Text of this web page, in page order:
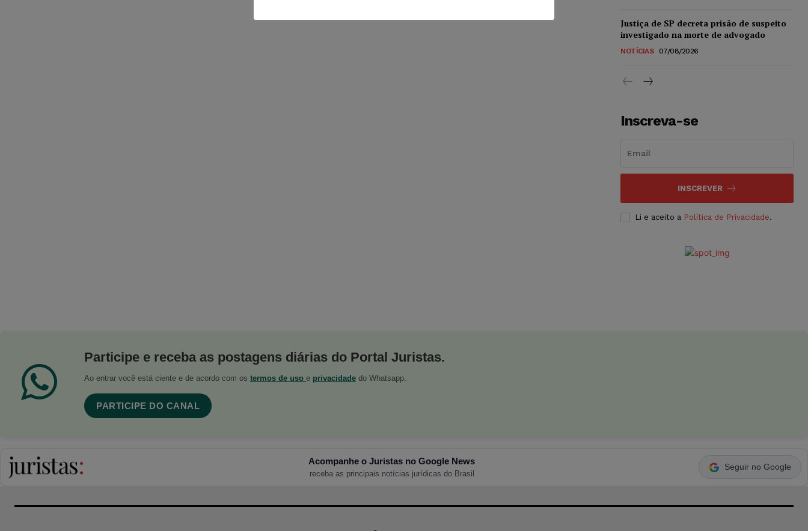
Justiça de SP decreta prisão de suspeito
investigado na morte de advogado
NOTÍCIAS 07/08/2026
Inscreva-se
INSCREVER
Li e aceito a Política de Privacidade.
Participe e receba as postagens diárias do Portal Juristas.
Ao entrar você está ciente e de acordo com os termos de uso e privacidade do Whatsapp.
PARTICIPE DO CANAL
Acompanhe o Juristas no Google News
receba as principais notícias jurídicas do Brasil
Seguir no Google